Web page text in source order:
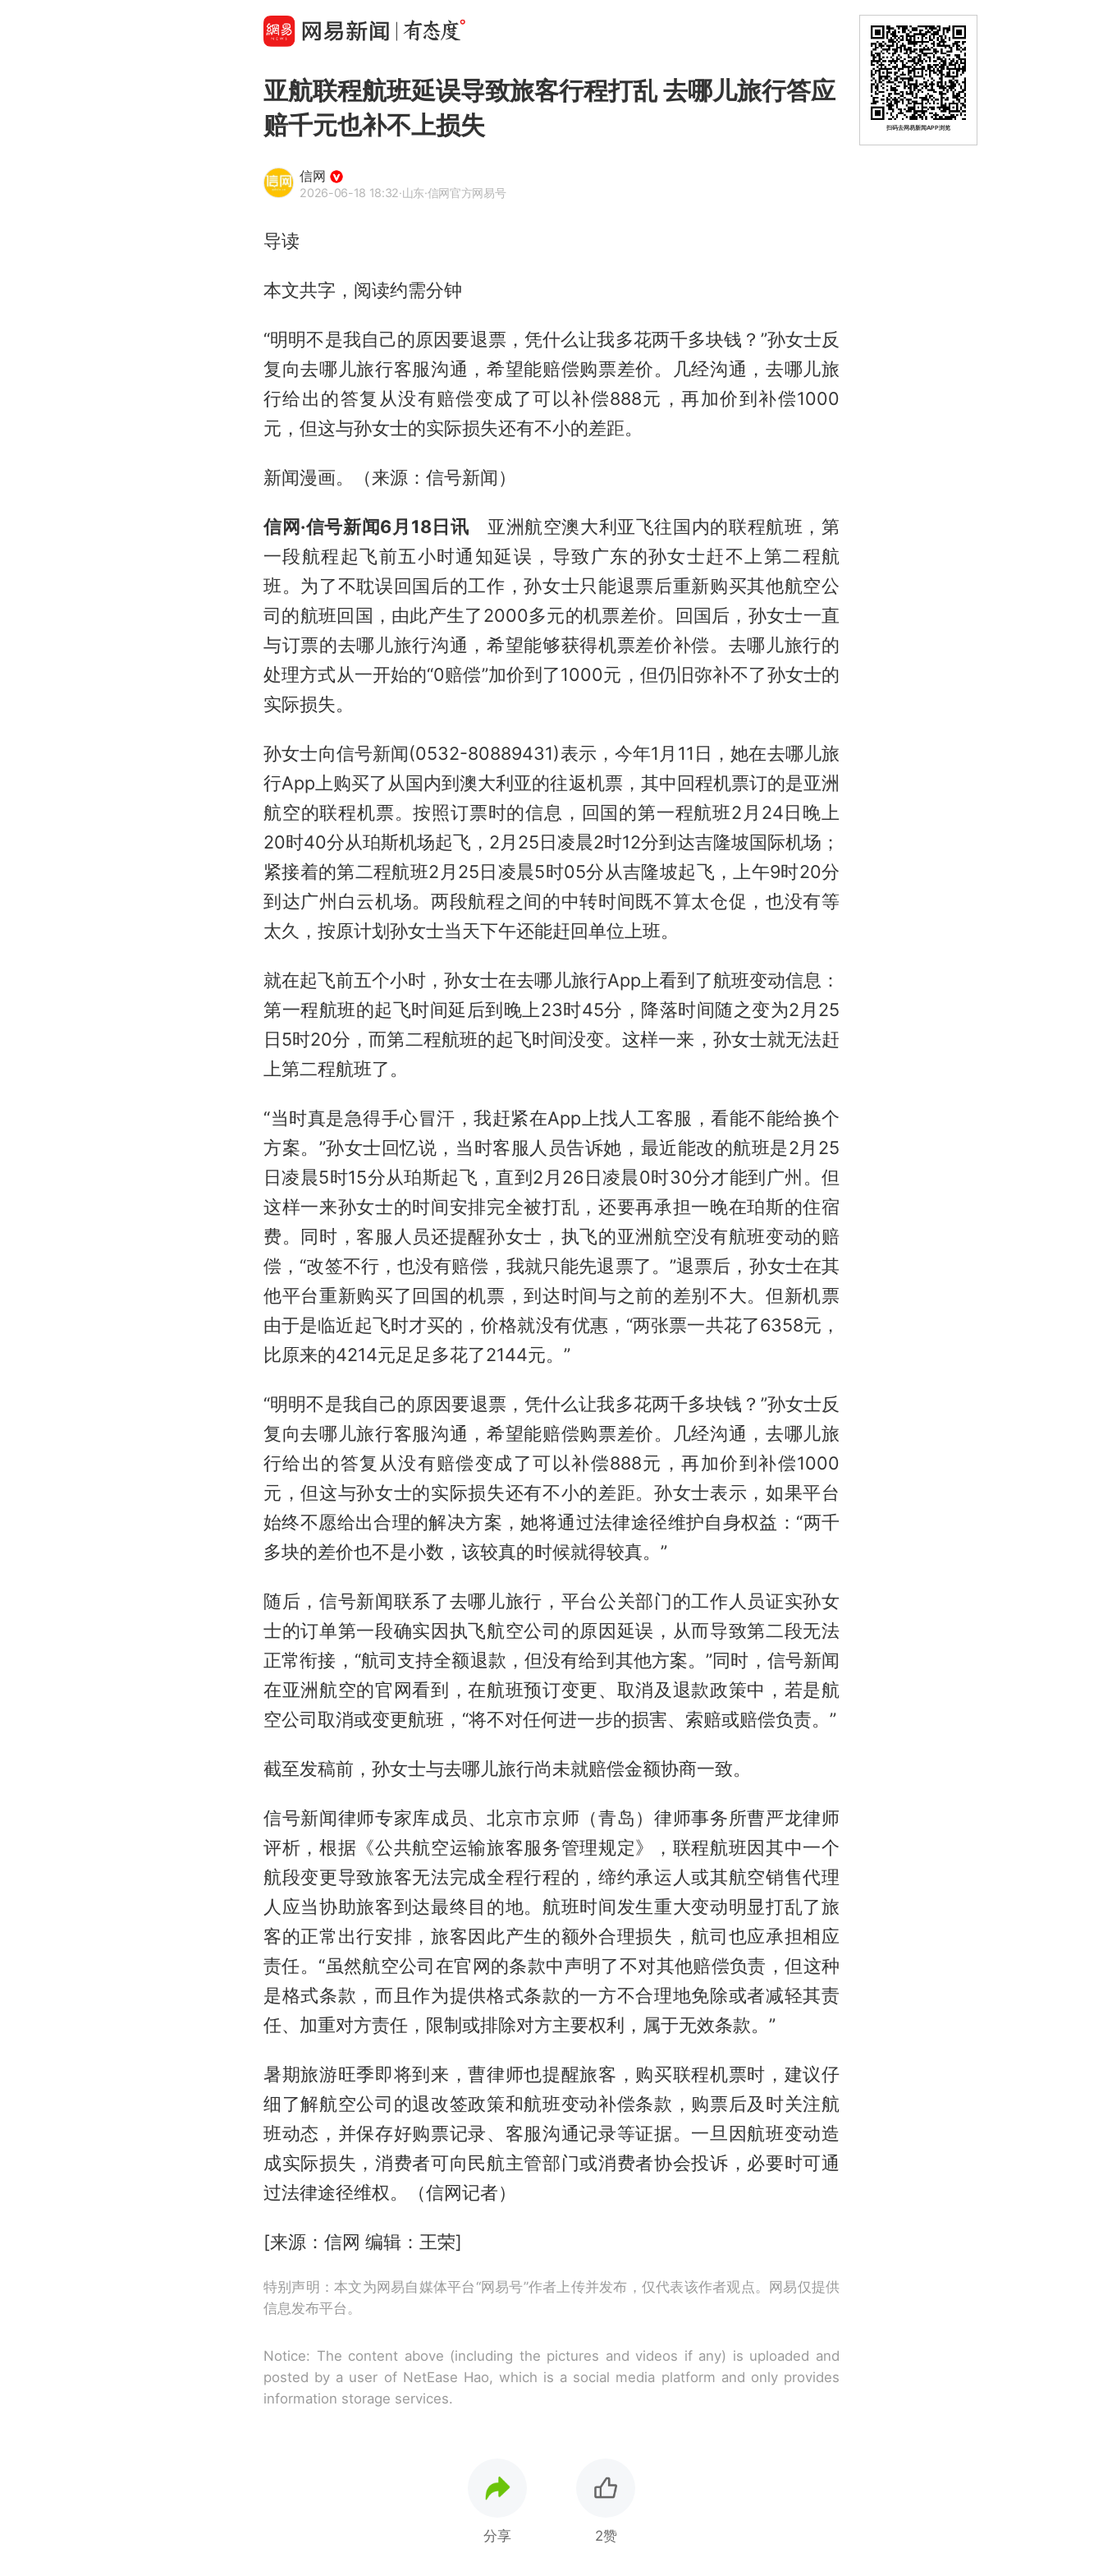
亚航联程航班延误导致旅客行程打乱 去哪儿旅行答应
赔千元也补不上损失
信网
2026-06-18 18:32·山东·信网官方网易号
导读
本文共字，阅读约需分钟
“明明不是我自己的原因要退票，凭什么让我多花两千多块钱？”孙女士反
复向去哪儿旅行客服沟通，希望能赔偿购票差价。几经沟通，去哪儿旅
行给出的答复从没有赔偿变成了可以补偿888元，再加价到补偿1000
元，但这与孙女士的实际损失还有不小的差距。
新闻漫画。（来源：信号新闻）
信网·信号新闻6月18日讯 亚洲航空澳大利亚飞往国内的联程航班，第
一段航程起飞前五小时通知延误，导致广东的孙女士赶不上第二程航
班。为了不耽误回国后的工作，孙女士只能退票后重新购买其他航空公
司的航班回国，由此产生了2000多元的机票差价。回国后，孙女士一直
与订票的去哪儿旅行沟通，希望能够获得机票差价补偿。去哪儿旅行的
处理方式从一开始的“0赔偿”加价到了1000元，但仍旧弥补不了孙女士的
实际损失。
孙女士向信号新闻(0532-80889431)表示，今年1月11日，她在去哪儿旅
行App上购买了从国内到澳大利亚的往返机票，其中回程机票订的是亚洲
航空的联程机票。按照订票时的信息，回国的第一程航班2月24日晚上
20时40分从珀斯机场起飞，2月25日凌晨2时12分到达吉隆坡国际机场；
紧接着的第二程航班2月25日凌晨5时05分从吉隆坡起飞，上午9时20分
到达广州白云机场。两段航程之间的中转时间既不算太仓促，也没有等
太久，按原计划孙女士当天下午还能赶回单位上班。
就在起飞前五个小时，孙女士在去哪儿旅行App上看到了航班变动信息：
第一程航班的起飞时间延后到晚上23时45分，降落时间随之变为2月25
日5时20分，而第二程航班的起飞时间没变。这样一来，孙女士就无法赶
上第二程航班了。
“当时真是急得手心冒汗，我赶紧在App上找人工客服，看能不能给换个
方案。”孙女士回忆说，当时客服人员告诉她，最近能改的航班是2月25
日凌晨5时15分从珀斯起飞，直到2月26日凌晨0时30分才能到广州。但
这样一来孙女士的时间安排完全被打乱，还要再承担一晚在珀斯的住宿
费。同时，客服人员还提醒孙女士，执飞的亚洲航空没有航班变动的赔
偿，“改签不行，也没有赔偿，我就只能先退票了。”退票后，孙女士在其
他平台重新购买了回国的机票，到达时间与之前的差别不大。但新机票
由于是临近起飞时才买的，价格就没有优惠，“两张票一共花了6358元，
比原来的4214元足足多花了2144元。”
“明明不是我自己的原因要退票，凭什么让我多花两千多块钱？”孙女士反
复向去哪儿旅行客服沟通，希望能赔偿购票差价。几经沟通，去哪儿旅
行给出的答复从没有赔偿变成了可以补偿888元，再加价到补偿1000
元，但这与孙女士的实际损失还有不小的差距。孙女士表示，如果平台
始终不愿给出合理的解决方案，她将通过法律途径维护自身权益：“两千
多块的差价也不是小数，该较真的时候就得较真。”
随后，信号新闻联系了去哪儿旅行，平台公关部门的工作人员证实孙女
士的订单第一段确实因执飞航空公司的原因延误，从而导致第二段无法
正常衔接，“航司支持全额退款，但没有给到其他方案。”同时，信号新闻
在亚洲航空的官网看到，在航班预订变更、取消及退款政策中，若是航
空公司取消或变更航班，“将不对任何进一步的损害、索赔或赔偿负责。”
截至发稿前，孙女士与去哪儿旅行尚未就赔偿金额协商一致。
信号新闻律师专家库成员、北京市京师（青岛）律师事务所曹严龙律师
评析，根据《公共航空运输旅客服务管理规定》，联程航班因其中一个
航段变更导致旅客无法完成全程行程的，缔约承运人或其航空销售代理
人应当协助旅客到达最终目的地。航班时间发生重大变动明显打乱了旅
客的正常出行安排，旅客因此产生的额外合理损失，航司也应承担相应
责任。“虽然航空公司在官网的条款中声明了不对其他赔偿负责，但这种
是格式条款，而且作为提供格式条款的一方不合理地免除或者减轻其责
任、加重对方责任，限制或排除对方主要权利，属于无效条款。”
暑期旅游旺季即将到来，曹律师也提醒旅客，购买联程机票时，建议仔
细了解航空公司的退改签政策和航班变动补偿条款，购票后及时关注航
班动态，并保存好购票记录、客服沟通记录等证据。一旦因航班变动造
成实际损失，消费者可向民航主管部门或消费者协会投诉，必要时可通
过法律途径维权。（信网记者）
[来源：信网 编辑：王荣]
特别声明：本文为网易自媒体平台“网易号”作者上传并发布，仅代表该作者观点。网易仅提供
信息发布平台。
Notice: The content above (including the pictures and videos if any) is uploaded and
posted by a user of NetEase Hao, which is a social media platform and only provides
information storage services.
分享 2赞
扫码去网易新闻APP浏览